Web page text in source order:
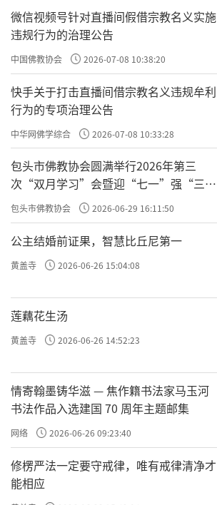
微信视频号针对直播间假借宗教名义实施
违规行为的治理公告
中国佛教协会 2026-07-08 10:38:20
快手关于打击直播间借宗教名义违规牟利
行为的专项治理公告
中华网佛学综合 2026-07-08 10:33:28
包头市佛教协会圆满举行2026年第三
次“双月学习”会暨迎“七一”强“三
爱”主题书画笔会
包头市佛教协会 2026-06-29 16:11:50
公主结婚前证果，智慧比丘尼第一
黄盖寺 2026-06-26 15:04:08
莲藕花生汤
黄盖寺 2026-06-26 14:52:23
情寄翰墨铸华滋 — 焦作籍书法家马玉河
书法作品入选建国 70 周年主题邮集
网络 2026-06-26 09:23:40
修楞严法一定要守戒律，唯有戒律清净才
能相应